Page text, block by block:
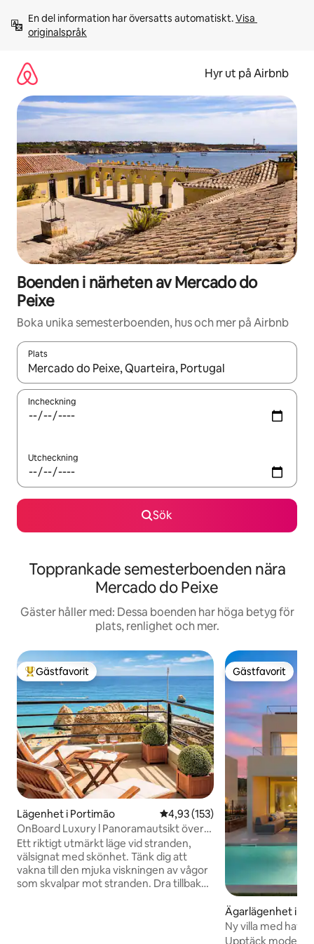
innehåll
En del information har översatts automatiskt. Visa
originalspråk
Hyr ut på Airbnb
Boenden i närheten av Mercado do
Peixe
Boka unika semesterboenden, hus och mer på Airbnb
Plats
När resultaten är tillgängliga kan du navigera med upp- och
Incheckning
Utcheckning
Sök
Topprankade semesterboenden nära
Mercado do Peixe
Gäster håller med: Dessa boenden har höga betyg för
plats, renlighet och mer.
Populär gästfavorit
Gästfavorit
Lägenhet i Portimão 4,93 av 5 i genomsnittligt
4,93 (153)
OnBoard Luxury l Panoramautsikt över
havet vid stranden
Ett riktigt utmärkt läge vid stranden,
välsignat med skönhet. Tänk dig att
vakna till den mjuka viskningen av vågor
som skvalpar mot stranden. Dra tillbaka
Gästfavorit
Gästfavorit
Ägarlägenhet i
ra de Nexe
Ny villa med
jacuzzi på taket
Upptäck